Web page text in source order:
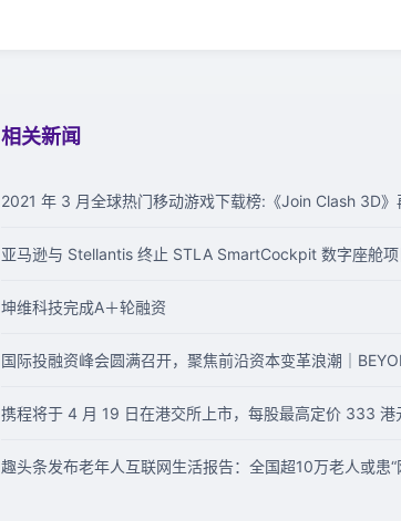
相关新闻
2021 年 3 月全球热门移动游戏下载榜:《Join Clash 3D》
亚马逊与 Stellantis 终止 STLA SmartCockpit 数字座舱项
坤维科技完成A＋轮融资
国际投融资峰会圆满召开，聚焦前沿资本变革浪潮｜
携程将于 4 月 19 日在港交所上市，每股最高定价 333 港
趣头条发布老年人互联网生活报告：全国超10万老人或患